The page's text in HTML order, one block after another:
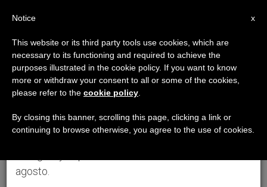
×
Aviso importante
Del 27 de julio al 7 de agosto haremos la pausa
anual, aprovechando que en el periodo de verano
se generan menos informaciones y también el
agosto.
x
Notice
This website or its third party tools use cookies, which are
necessary to its functioning and required to achieve the
purposes illustrated in the cookie policy. If you want to know
more or withdraw your consent to all or some of the cookies,
please refer to the cookie policy
By closing this banner, scrolling this page, clicking a link or
continuing to browse otherwise, you agree to the use of cookies.